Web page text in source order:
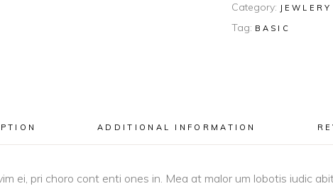
Category: JEWLERY
Tag: BASIC
ADDITIONAL INFORMATION
ei, pri choro cont enti ones in. Mea at malor um lobotis iudic